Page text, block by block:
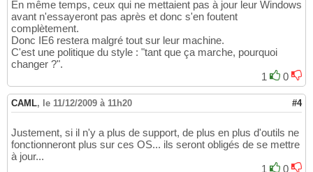
En même temps, ceux qui ne mettaient pas à jour leur Windows
avant n'essayeront pas après et donc s'en foutent
complètement.
Donc IE6 restera malgré tout sur leur machine.
C'est une politique du style : "tant que ça marche, pourquoi
changer ?".
1
0
CAML, le 11/12/2009 à 11h20 #4
Justement, si il n'y a plus de support, de plus en plus d'outils ne
fonctionneront plus sur ces OS... ils seront obligés de se mettre
à jour...
1
0